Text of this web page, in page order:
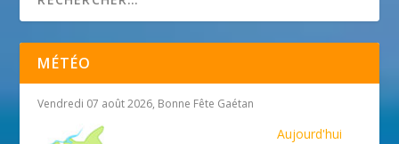
MÉTÉO
Vendredi 07 août 2026, Bonne Fête Gaétan
Aujourd'hui